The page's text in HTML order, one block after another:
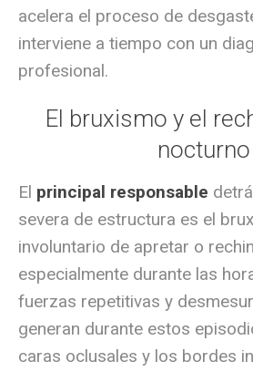
acelera el proceso de
interviene a tiempo con un
profesional.
El bruxismo y el
nocturno
El principal responsable
severa de estructura es el
involuntario de apretar o
especialmente durante las
fuerzas repetitivas y
generan durante estos
caras oclusales y los bordes